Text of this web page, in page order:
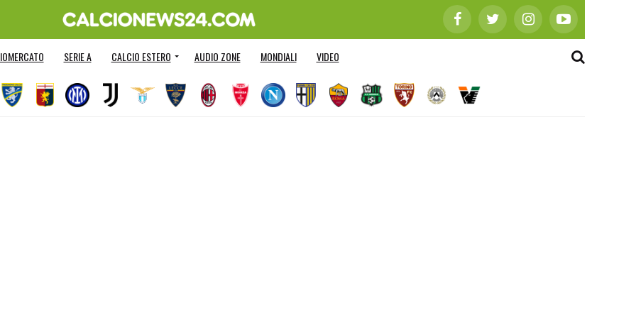
SERIE A CALCIO ESTERO AUDIO ZONE MONDIALI VIDEO